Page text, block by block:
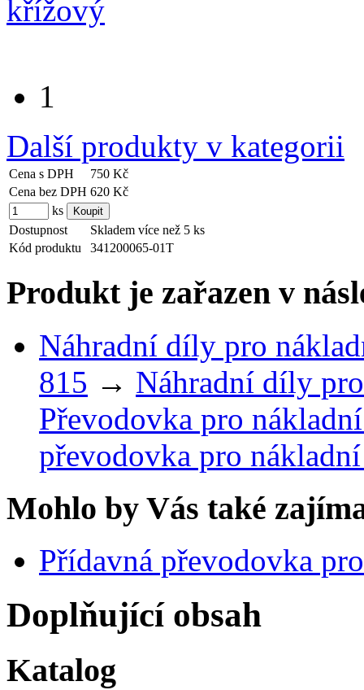
1
Další produkty v kategorii
Cena s DPH
750 Kč
Cena bez DPH 620 Kč
ks
Dostupnost
Skladem více než 5 ks
Kód produktu
341200065-01T
Produkt je zařazen v
Náhradní díly pro
815 → Náhradní díly
Převodovka pro
převodovka pro
Mohlo by Vás také
Přídavná převodovka
Doplňující obsah
Katalog